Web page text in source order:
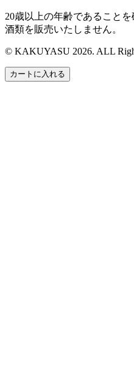
20歳以上の年齢であること
酒類を販売いたしません。
© KAKUYASU 2026. ALL
カートに入れる